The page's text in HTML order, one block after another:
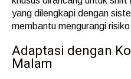
yang dilengkapi dengan
membantu mengurangi risiko
Adaptasi dengan
Malam